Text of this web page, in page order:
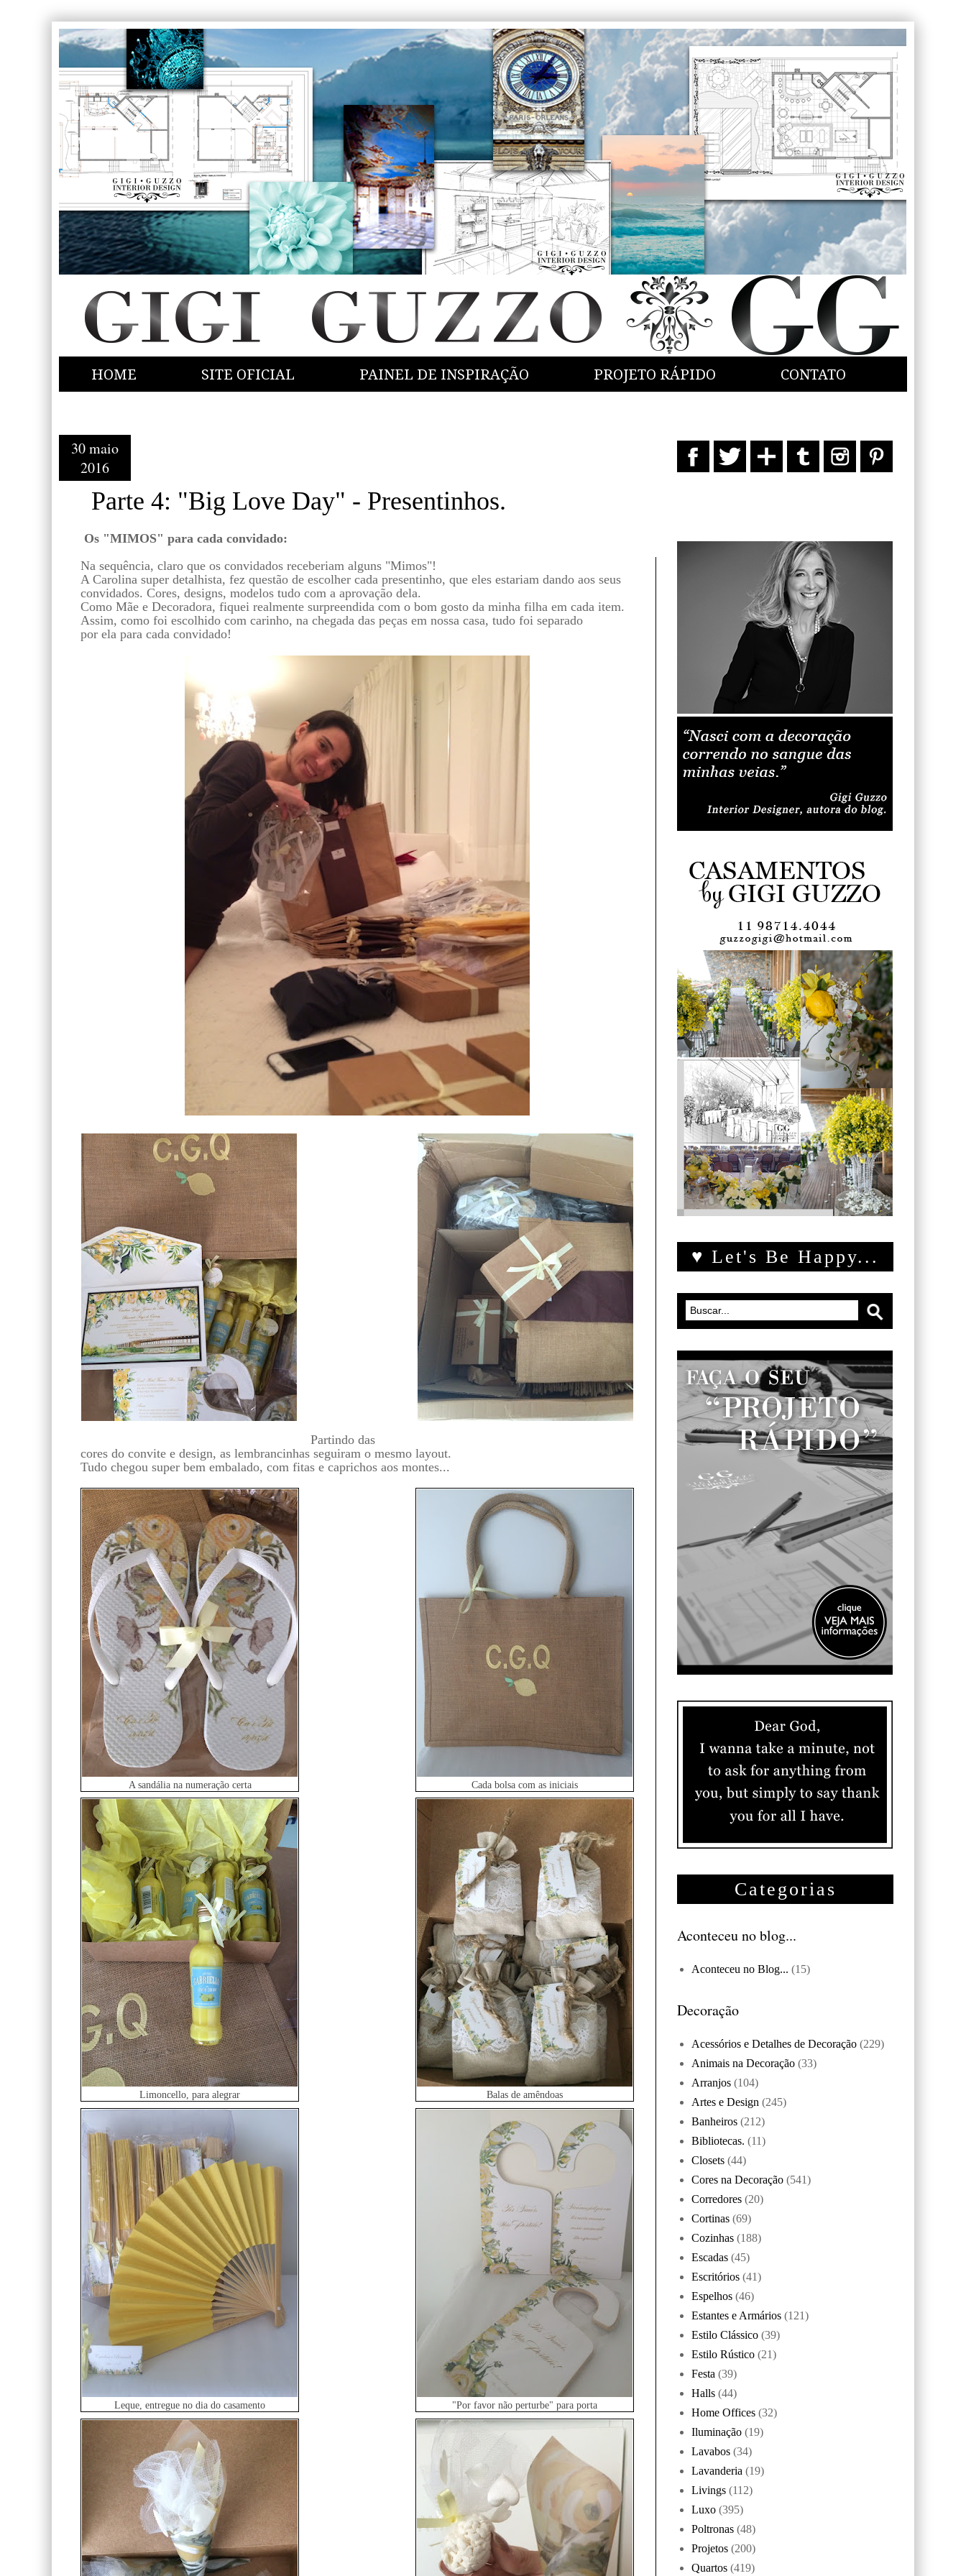
HOME SITE OFICIAL PAINEL DE INSPIRAÇÃO PROJETO RÁPIDO CONTATO
30 maio
2016
Parte 4: "Big Love Day" - Presentinhos.
Os "MIMOS" para cada convidado:
Na sequência, claro que os convidados receberiam alguns "Mimos"!
A Carolina super detalhista, fez questão de escolher cada presentinho, que eles estariam dando aos seus
convidados. Cores, designs, modelos tudo com a aprovação dela.
Como Mãe e Decoradora, fiquei realmente surpreendida com o bom gosto da minha filha em cada item.
Assim, como foi escolhido com carinho, na chegada das peças em nossa casa, tudo foi separado
por ela para cada convidado!
Partindo das
cores do convite e design, as lembrancinhas seguiram o mesmo layout.
Tudo chegou super bem embalado, com fitas e caprichos aos montes...
A sandália na numeração certa Cada bolsa com as iniciais
Limoncello, para alegrar Balas de amêndoas
Leque, entregue no dia do casamento "Por favor não perturbe" para porta
♥ Let's Be Happy...
Categorias
Aconteceu no blog...
Aconteceu no Blog... (15)
Decoração
Acessórios e Detalhes de Decoração (229)
Animais na Decoração (33)
Arranjos (104)
Artes e Design (245)
Banheiros (212)
Bibliotecas. (11)
Closets (44)
Cores na Decoração (541)
Corredores (20)
Cortinas (69)
Cozinhas (188)
Escadas (45)
Escritórios (41)
Espelhos (46)
Estantes e Armários (121)
Estilo Clássico (39)
Estilo Rústico (21)
Festa (39)
Halls (44)
Home Offices (32)
Iluminação (19)
Lavabos (34)
Lavanderia (19)
Livings (112)
Luxo (395)
Poltronas (48)
Projetos (200)
Quartos (419)